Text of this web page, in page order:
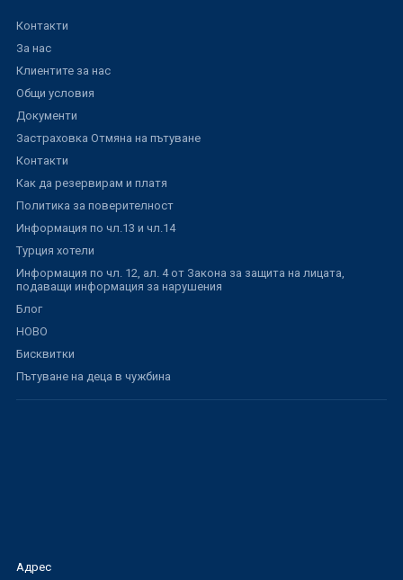
Контакти
За нас
Клиентите за нас
Общи условия
Документи
Застраховка Отмяна на пътуване
Контакти
Как да резервирам и платя
Политика за поверителност
Информация по чл.13 и чл.14
Турция хотели
Информация по чл. 12, ал. 4 от Закона за защита на лицата,
подаващи информация за нарушения
Блог
НОВО
Бисквитки
Пътуване на деца в чужбина
Адрес